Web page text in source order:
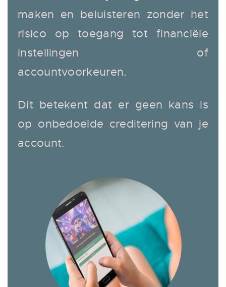
maken en beluisteren zonder het
risico op toegang tot financiële
instellingen of
accountvoorkeuren.
Dit betekent dat er geen kans is
op onbedoelde creditering van je
account.